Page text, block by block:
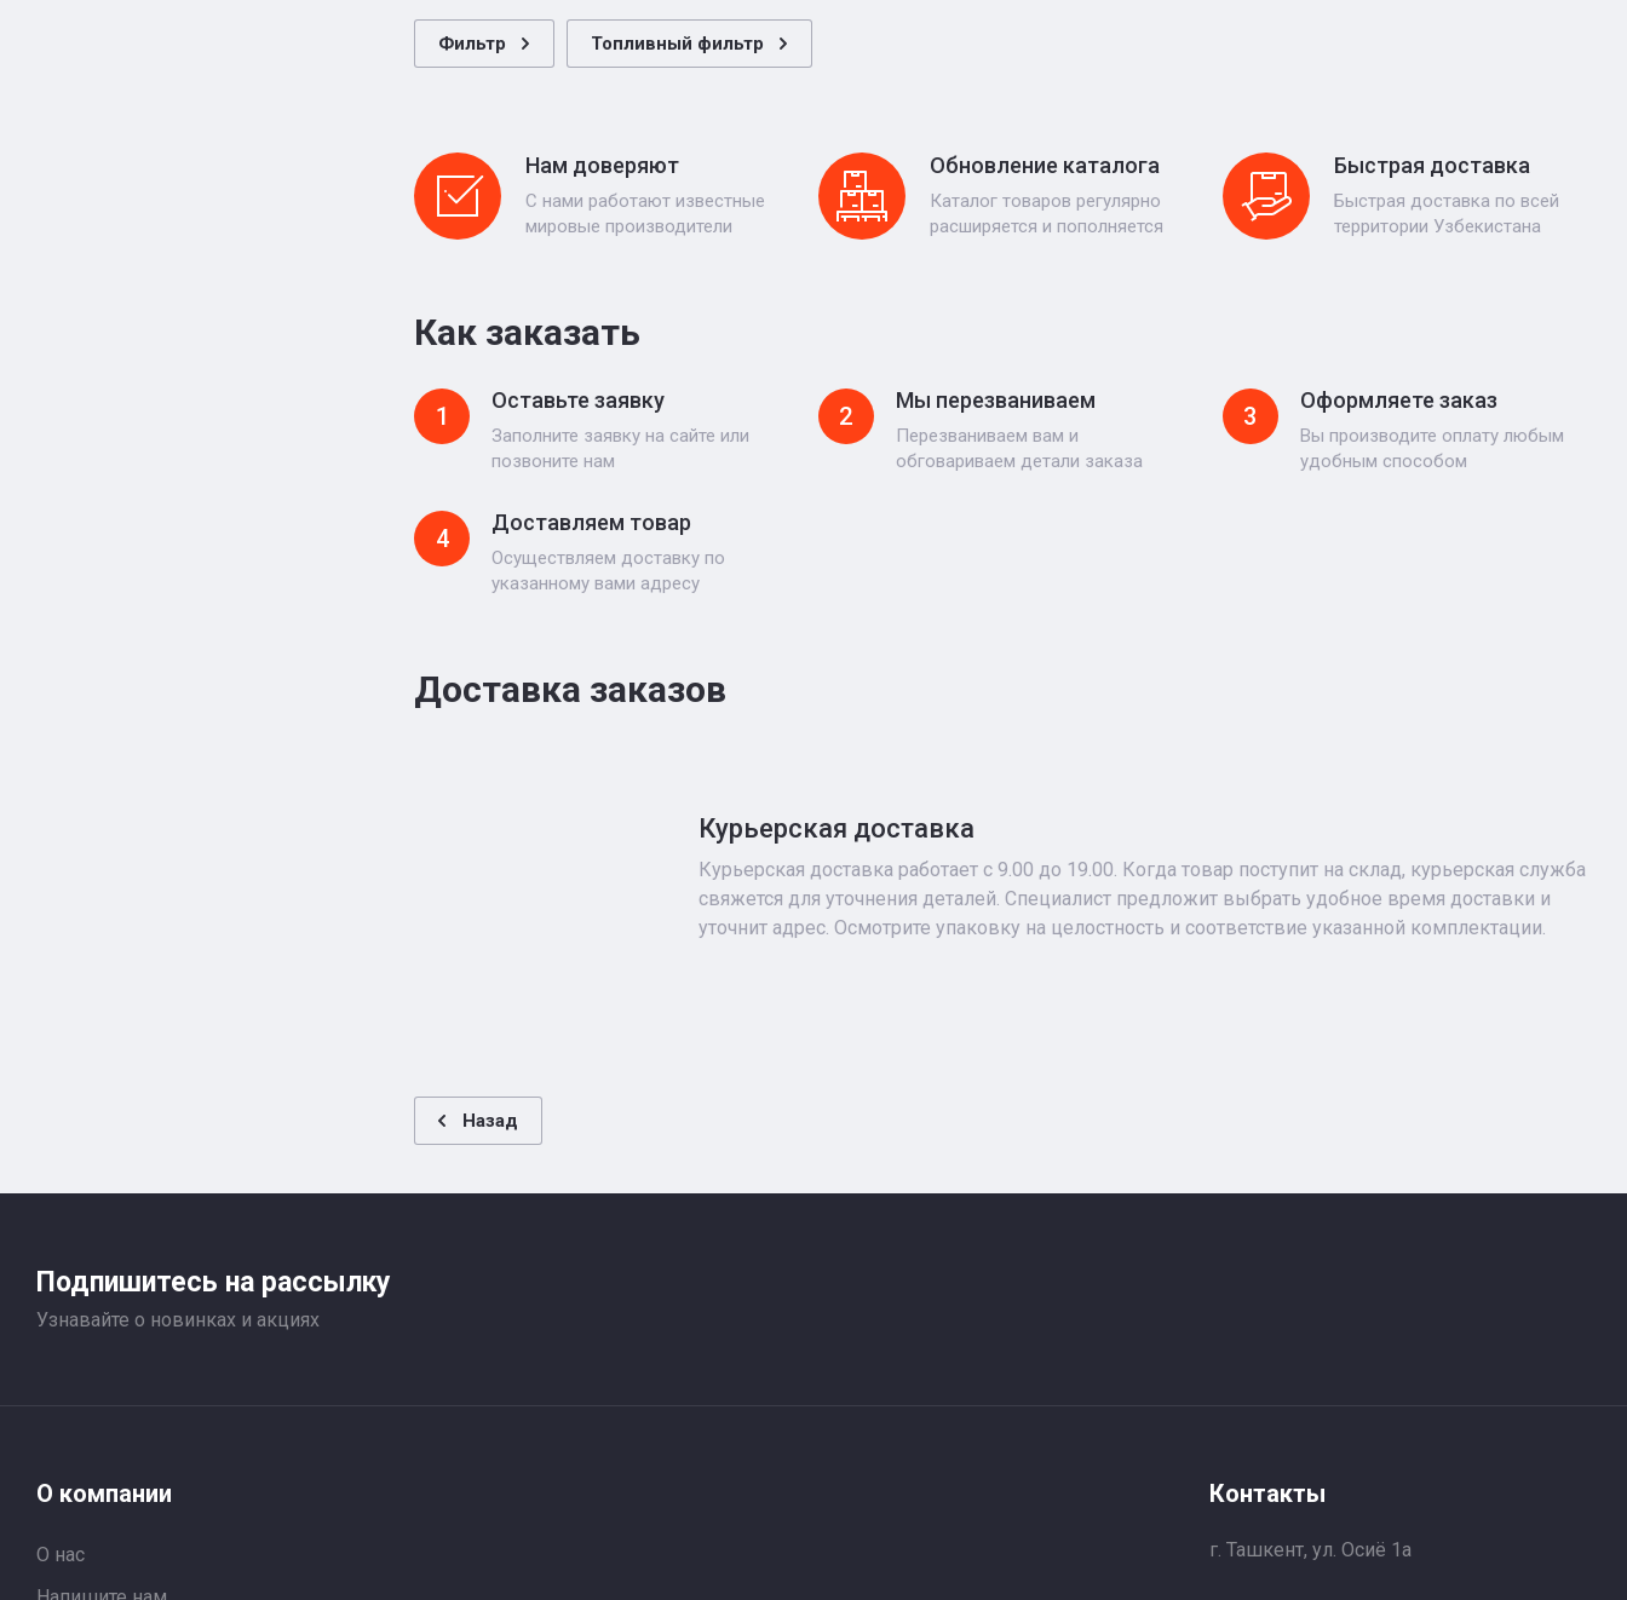
Фильтр Топливный фильтр
Нам доверяют
С нами работают известные
мировые производители
Обновление каталога
Каталог товаров регулярно
расширяется и пополняется
Быстрая доставка
Быстрая доставка по всей
территории Узбекистана
Как заказать
1
Оставьте заявку
Заполните заявку на сайте или
позвоните нам
2
Мы перезваниваем
Перезваниваем вам и
обговариваем детали заказа
3
Оформляете заказ
Вы производите оплату любым
удобным способом
4
Доставляем товар
Осуществляем доставку по
указанному вами адресу
Доставка заказов
Курьерская доставка
Курьерская доставка работает с 9.00 до 19.00. Когда товар поступит на склад, курьерская служба
свяжется для уточнения деталей. Специалист предложит выбрать удобное время доставки и
уточнит адрес. Осмотрите упаковку на целостность и соответствие указанной комплектации.
Назад
Подпишитесь на рассылку
Узнавайте о новинках и акциях
О компании
О нас
Контакты
г. Ташкент, ул. Осиё 1a